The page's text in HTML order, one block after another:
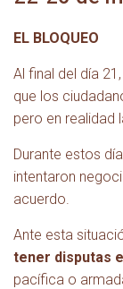
EL BLOQUEO
Al final del día
que los
pero en realidad
Durante estos
intentaron
acuerdo.
Ante esta
tener disputas
pacífica o